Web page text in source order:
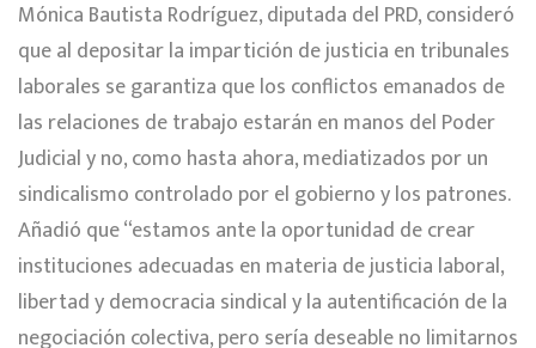
Mónica Bautista Rodríguez, diputada del PRD, consideró
que al depositar la impartición de justicia en tribunales
laborales se garantiza que los conflictos emanados de
las relaciones de trabajo estarán en manos del Poder
Judicial y no, como hasta ahora, mediatizados por un
sindicalismo controlado por el gobierno y los patrones.
Añadió que “estamos ante la oportunidad de crear
instituciones adecuadas en materia de justicia laboral,
libertad y democracia sindical y la autentificación de la
negociación colectiva, pero sería deseable no limitarnos